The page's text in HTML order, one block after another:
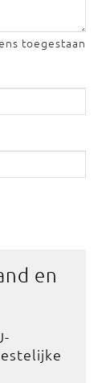
toegestaan
en